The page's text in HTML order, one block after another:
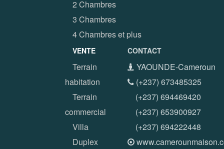
2 Chambres
3 Chambres
4 Chambres et plus
VENTE
Terrain
habitation
Terrain
commercial
Villa
Duplex
CONTACT
YAOUNDE-Cameroun
(+237) 673485325
(+237) 694469420
(+237) 653900927
(+237) 694222448